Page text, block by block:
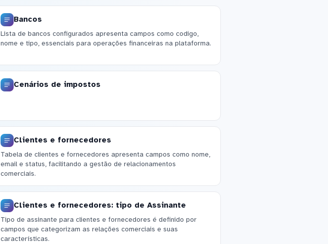
Bancos
Lista de bancos configurados apresenta campos como codigo,
nome e tipo, essenciais para operações financeiras na plataforma.
Cenários de impostos
Clientes e fornecedores
Tabela de clientes e fornecedores apresenta campos como nome,
email e status, facilitando a gestão de relacionamentos
comerciais.
Clientes e fornecedores: tipo de Assinante
Tipo de assinante para clientes e fornecedores é definido por
campos que categorizam as relações comerciais e suas
características.